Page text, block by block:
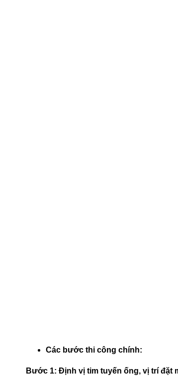
Các bước thi công chính:
Bước 1: Định vị tim tuyến ống, vị trí đặt